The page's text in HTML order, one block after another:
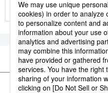
اليابان جيجي برس